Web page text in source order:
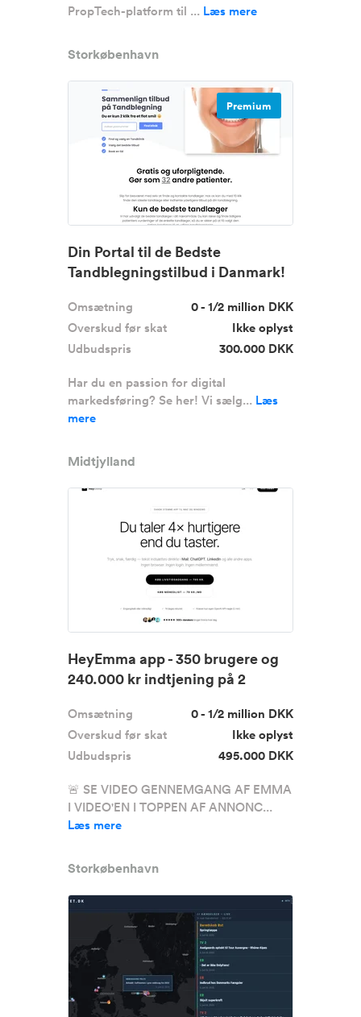
PropTech-platform til ... Læs mere
Storkøbenhavn
Premium
Din Portal til de Bedste
Tandblegningstilbud i Danmark!
Omsætning
0 - 1/2 million DKK
Overskud før skat
Ikke oplyst
Udbudspris
300.000 DKK
Har du en passion for digital
markedsføring? Se her! Vi sælg... Læs
mere
Midtjylland
HeyEmma app - 350 brugere og
240.000 kr indtjening på 2
Omsætning
0 - 1/2 million DKK
Overskud før skat
Ikke oplyst
Udbudspris
495.000 DKK
🚨 SE VIDEO GENNEMGANG AF EMMA
I VIDEO'EN I TOPPEN AF ANNONC...
Læs mere
Storkøbenhavn